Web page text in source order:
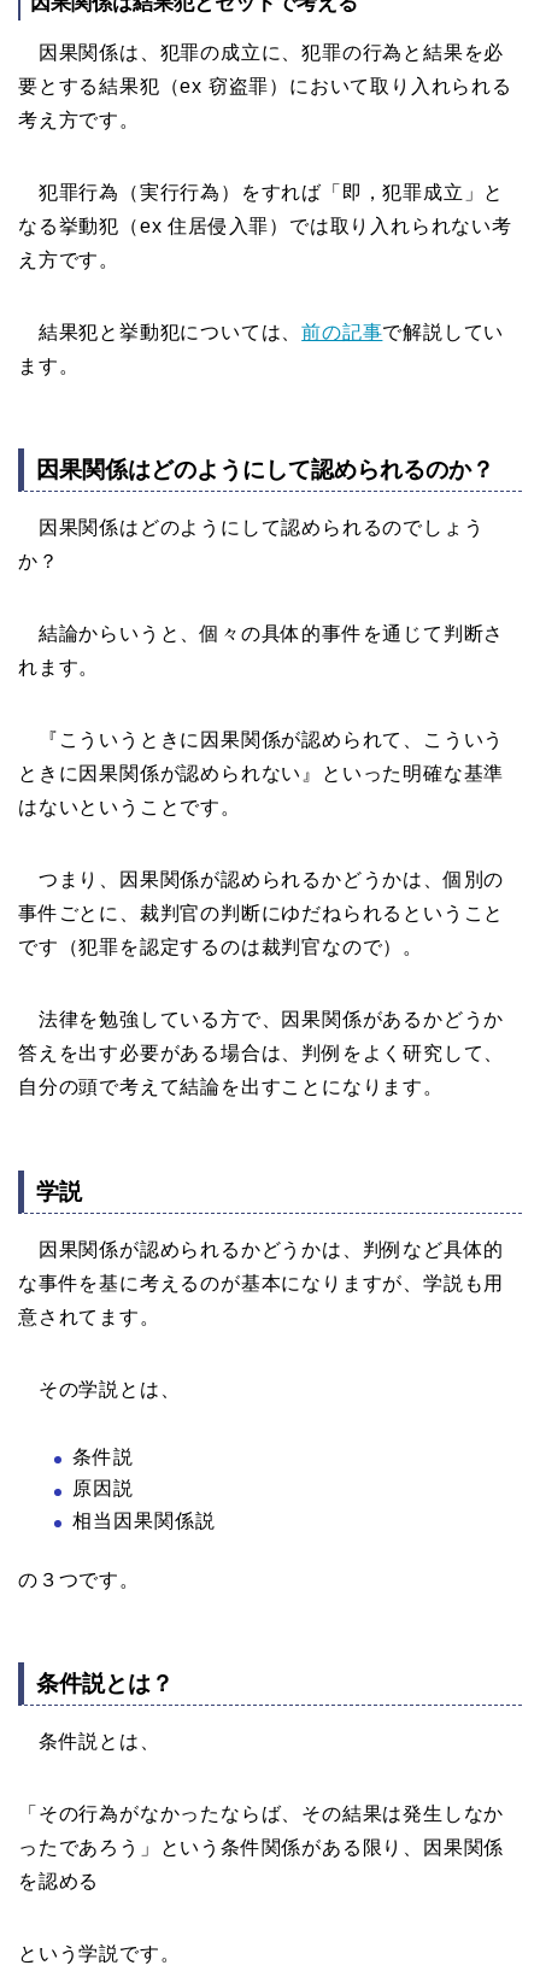
因果関係は、犯罪の成立に、犯罪の行為と結果を必
要とする結果犯（ex 窃盗罪）において取り入れられる
考え方です。
犯罪行為（実行行為）をすれば「即，犯罪成立」と
なる挙動犯（ex 住居侵入罪）では取り入れられない考
え方です。
結果犯と挙動犯については、前の記事で解説してい
ます。
因果関係はどのようにして認められるのか？
因果関係はどのようにして認められるのでしょう
か？
結論からいうと、個々の具体的事件を通じて判断さ
れます。
『こういうときに因果関係が認められて、こういう
ときに因果関係が認められない』といった明確な基準
はないということです。
つまり、因果関係が認められるかどうかは、個別の
事件ごとに、裁判官の判断にゆだねられるということ
です（犯罪を認定するのは裁判官なので）。
法律を勉強している方で、因果関係があるかどうか
答えを出す必要がある場合は、判例をよく研究して、
自分の頭で考えて結論を出すことになります。
学説
因果関係が認められるかどうかは、判例など具体的
な事件を基に考えるのが基本になりますが、学説も用
意されてます。
その学説とは、
条件説
原因説
相当因果関係説
の３つです。
条件説とは？
条件説とは、
「その行為がなかったならば、その結果は発生しなか
ったであろう」という条件関係がある限り、因果関係
を認める
という学説です。